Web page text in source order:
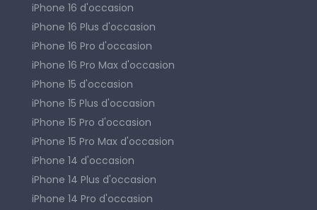
iPhone 16 d'occasion
iPhone 16 Plus d'occasion
iPhone 16 Pro d'occasion
iPhone 16 Pro Max d'occasion
iPhone 15 d'occasion
iPhone 15 Plus d'occasion
iPhone 15 Pro d'occasion
iPhone 15 Pro Max d'occasion
iPhone 14 d'occasion
iPhone 14 Plus d'occasion
iPhone 14 Pro d'occasion